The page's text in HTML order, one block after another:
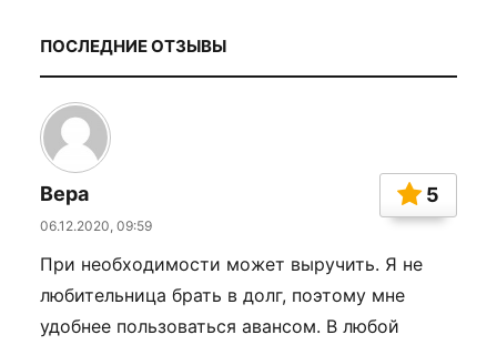
ПОСЛЕДНИЕ ОТЗЫВЫ
Вера
06.12.2020, 09:59
5
При необходимости может выручить. Я не
любительница брать в долг, поэтому мне
удобнее пользоваться авансом. В любой